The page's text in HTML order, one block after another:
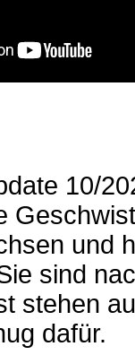
10/
und
sind
stehen
dafür.